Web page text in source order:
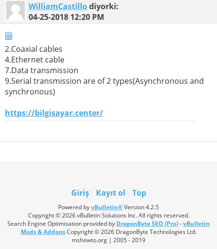
WilliamCastillodiyorki:
04-25-2018 12:20 PM
2.Coaxial cables
4.Ethernet cable
7.Data transmission
9.Serial transmission are of 2 types(Asynchronous and
synchronous)
https://bilgisayar.center/
Giriş Kayıt ol Top
Powered byvBulletin®Version 4.2.5
Copyright © 2026 vBulletin Solutions Inc. All rights reserved.
Search Engine Optimisation provided by DragonByte SEO (Pro)-vBulletin
Mods & AddonsCopyright © 2026 DragonByte Technologies Ltd.
mshowto.org | 2005 - 2019